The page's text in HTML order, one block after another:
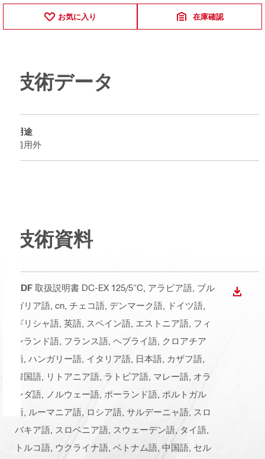
お気に入り 在庫確認
技術データ
用途
適用外
技術資料
PDF 取扱説明書 DC-EX 125/5"C , アラビア語, ブル
ガリア語, cn, チェコ語, デンマーク語, ドイツ語,
ギリシャ語, 英語, スペイン語, エストニア語, フィ
ンランド語, フランス語, ヘブライ語, クロアチア
語, ハンガリー語, イタリア語, 日本語, カザフ語,
韓国語, リトアニア語, ラトビア語, マレー語, オラ
ンダ語, ノルウェー語, ポーランド語, ポルトガル
語, ルーマニア語, ロシア語, サルデーニャ語, スロ
バキア語, スロベニア語, スウェーデン語, タイ語,
トルコ語, ウクライナ語, ベトナム語, 中国語, セル
ダウン